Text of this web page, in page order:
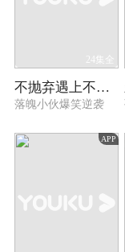
24集全
不抛弃遇上不放弃
落魄小伙爆笑逆袭
APP